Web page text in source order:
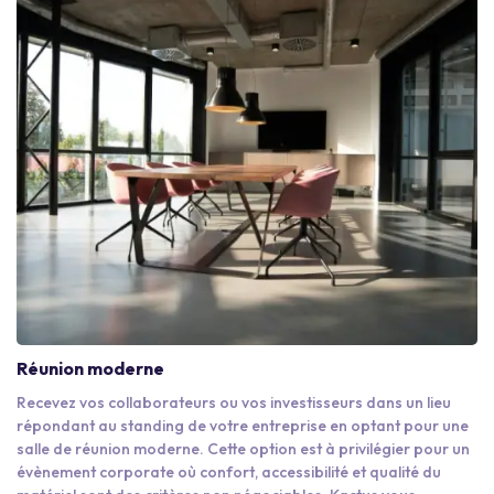
Réunion moderne
Recevez vos collaborateurs ou vos investisseurs dans un lieu
répondant au standing de votre entreprise en optant pour une
salle de réunion moderne. Cette option est à privilégier pour un
évènement corporate où confort, accessibilité et qualité du